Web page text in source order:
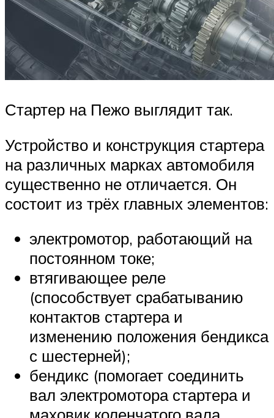
Стартер на Пежо выглядит так.
Устройство и конструкция стартера
на различных марках автомобиля
существенно не отличается. Он
состоит из трёх главных элементов:
электромотор, работающий на
постоянном токе;
втягивающее реле
(способствует срабатыванию
контактов стартера и
изменению положения бендикса
с шестерней);
бендикс (помогает соединить
вал электромотора стартера и